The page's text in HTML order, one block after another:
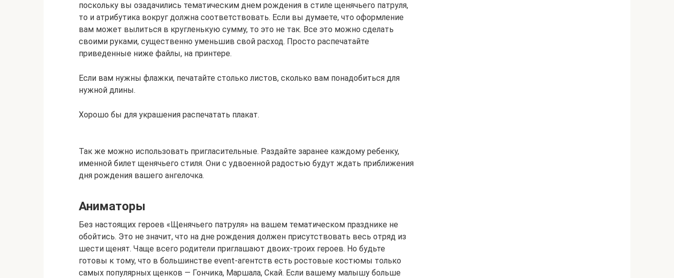
поскольку вы озадачились тематическим днем рождения в стиле щенячьего патруля,
то и атрибутика вокруг должна соответствовать. Если вы думаете, что оформление
вам может вылиться в кругленькую сумму, то это не так. Все это можно сделать
своими руками, существенно уменьшив свой расход. Просто распечатайте
приведенные ниже файлы, на принтере.
Если вам нужны флажки, печатайте столько листов, сколько вам понадобиться для
нужной длины.
Хорошо бы для украшения распечатать плакат.
Так же можно использовать пригласительные. Раздайте заранее каждому ребенку,
именной билет щенячьего стиля. Они с удвоенной радостью будут ждать приближения
дня рождения вашего ангелочка.
Аниматоры
Без настоящих героев «Щенячьего патруля» на вашем тематическом празднике не
обойтись. Это не значит, что на дне рождения должен присутствовать весь отряд из
шести щенят. Чаще всего родители приглашают двоих-троих героев. Но будьте
готовы к тому, что в большинстве event-агентств есть ростовые костюмы только
самых популярных щенков — Гончика, Маршала, Скай. Если вашему малышу больше